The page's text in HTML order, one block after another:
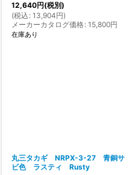
12,640円(税別)
(税込 : 13,904円)
メーカーカタログ価格: 15,800円
在庫あり
丸三タカギ NRPX-3-27 青銅サ
ビ色 ラスティ Rusty